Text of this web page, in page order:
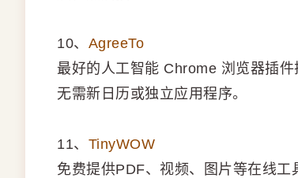
10、 AgreeTo
最好的人工智能 Chrome 浏览器插件
无需新日历或独立应用程序。
11、 TinyWOW
免费提供PDF、视频、图片等在线工